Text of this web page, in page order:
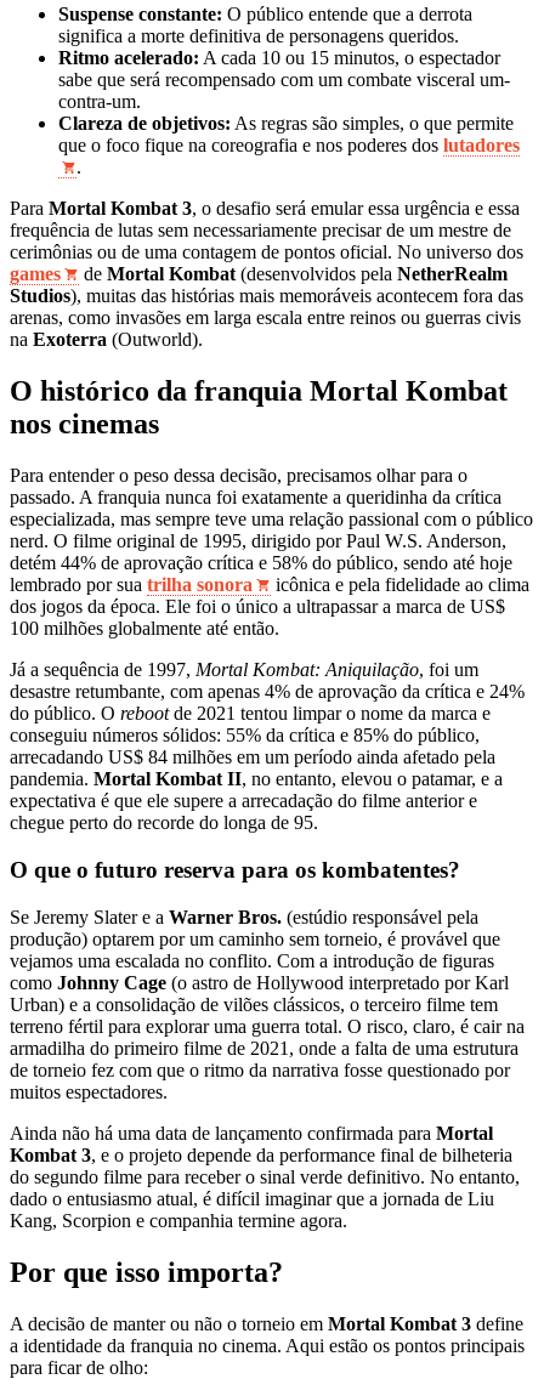
Suspense constante: O público entende que a derrota
significa a morte definitiva de personagens queridos.
Ritmo acelerado: A cada 10 ou 15 minutos, o espectador
sabe que será recompensado com um combate visceral um-
contra-um.
Clareza de objetivos: As regras são simples, o que permite
que o foco fique na coreografia e nos poderes dos lutadores
.
Para Mortal Kombat 3, o desafio será emular essa urgência e essa
frequência de lutas sem necessariamente precisar de um mestre de
cerimônias ou de uma contagem de pontos oficial. No universo dos
games
de Mortal Kombat(desenvolvidos pela NetherRealm
Studios), muitas das histórias mais memoráveis acontecem fora das
arenas, como invasões em larga escala entre reinos ou guerras civis
na Exoterra (Outworld).
O histórico da franquia Mortal Kombat
nos cinemas
Para entender o peso dessa decisão, precisamos olhar para o
passado. A franquia nunca foi exatamente a queridinha da crítica
especializada, mas sempre teve uma relação passional com o público
nerd. O filme original de 1995, dirigido por Paul W.S. Anderson,
detém 44% de aprovação crítica e 58% do público, sendo até hoje
lembrado por sua trilha sonora
icônica e pela fidelidade ao clima
dos jogos da época. Ele foi o único a ultrapassar a marca de US$
100 milhões globalmente até então.
Já a sequência de 1997, Mortal Kombat: Aniquilação, foi um
desastre retumbante, com apenas 4% de aprovação da crítica e 24%
do público. O rebootde 2021 tentou limpar o nome da marca e
conseguiu números sólidos: 55% da crítica e 85% do público,
arrecadando US$ 84 milhões em um período ainda afetado pela
pandemia. Mortal Kombat II, no entanto, elevou o patamar, e a
expectativa é que ele supere a arrecadação do filme anterior e
chegue perto do recorde do longa de 95.
O que o futuro reserva para os kombatentes?
Se Jeremy Slater e a Warner Bros. (estúdio responsável pela
produção) optarem por um caminho sem torneio, é provável que
vejamos uma escalada no conflito. Com a introdução de figuras
como Johnny Cage (o astro de Hollywood interpretado por Karl
Urban) e a consolidação de vilões clássicos, o terceiro filme tem
terreno fértil para explorar uma guerra total. O risco, claro, é cair na
armadilha do primeiro filme de 2021, onde a falta de uma estrutura
de torneio fez com que o ritmo da narrativa fosse questionado por
muitos espectadores.
Ainda não há uma data de lançamento confirmada para Mortal
Kombat 3, e o projeto depende da performance final de bilheteria
do segundo filme para receber o sinal verde definitivo. No entanto,
dado o entusiasmo atual, é difícil imaginar que a jornada de Liu
Kang, Scorpion e companhia termine agora.
Por que isso importa?
A decisão de manter ou não o torneio em Mortal Kombat 3 define
a identidade da franquia no cinema. Aqui estão os pontos principais
para ficar de olho: